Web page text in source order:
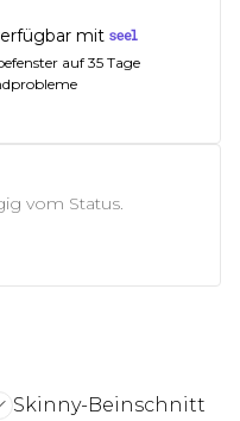
mit
auf 35 Tage
vom Status.
Skinny-Beinschnitt